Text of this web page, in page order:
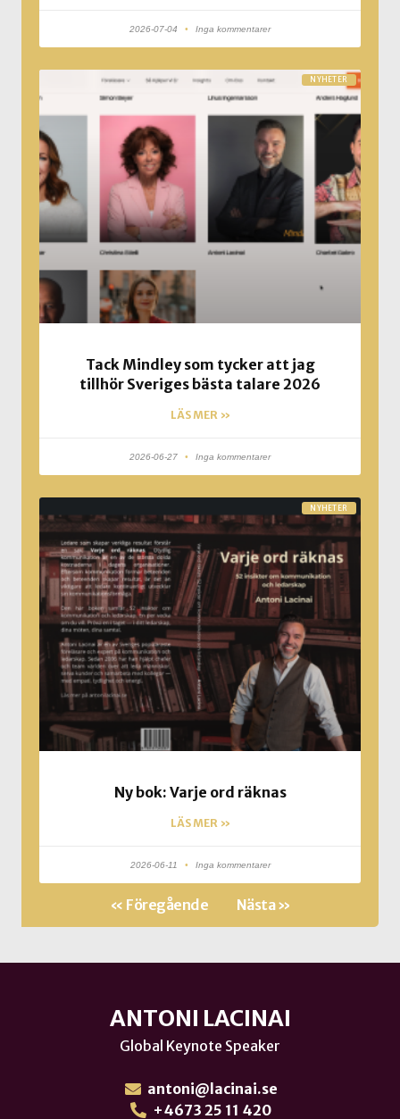
2026-07-04 Inga kommentarer
NYHETER
Tack Mindley som tycker att jag
tillhör Sveriges bästa talare 2026
LÄS MER »
2026-06-27 Inga kommentarer
NYHETER
Ny bok: Varje ord räknas
LÄS MER »
2026-06-11 Inga kommentarer
« Föregående Nästa »
ANTONI LACINAI
Global Keynote Speaker
antoni@lacinai.se
+4673 25 11 420